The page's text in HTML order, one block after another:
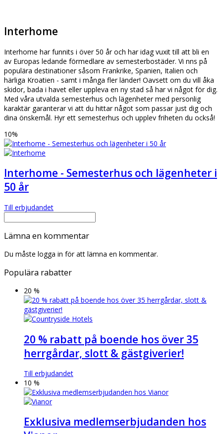
Interhome
Interhome har funnits i över 50 år och har idag vuxit till att bli en
av Europas ledande förmedlare av semesterbostäder. Vi finns på
populära destinationer såsom Frankrike, Spanien, Italien och
härliga Kroatien - samt i många fler länder! Oavsett om du vill åka
skidor, bada i havet eller uppleva en ny stad så har vi något för dig.
Med våra utvalda semesterhus och lägenheter med personlig
karaktär garanterar vi att du hittar något som passar just dig och
dina önskemål. Hyr ett semesterhus och upplev friheten du också!
10%
Interhome - Semesterhus och lägenheter i
50 år
Till erbjudandet
Lämna en kommentar
Du måste logga in för att lämna en kommentar.
Populära rabatter
20 %
20 % rabatt på boende hos över 35
herrgårdar, slott & gästgiverier!
Till erbjudandet
10 %
Exklusiva medlemserbjudanden hos